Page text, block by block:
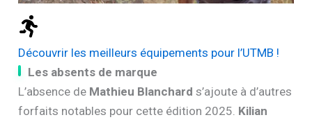
Découvrir les meilleurs équipements pour l’UTMB !
Les absents de marque
L’absence de Mathieu Blanchard s’ajoute à d’autres
forfaits notables pour cette édition 2025. Kilian